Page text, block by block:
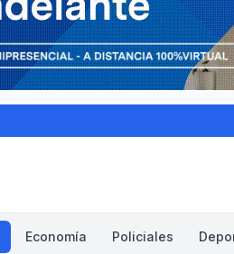
Economía Policiales